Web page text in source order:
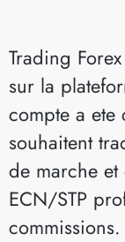
Trading
sur la
compte a
souhaitent
de marche
ECN/STP
commissions.